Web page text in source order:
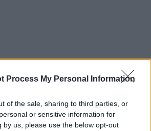
Process My Personal Information
of the sale, sharing to third parties, or
or sensitive information for
by us, please use the below opt-out